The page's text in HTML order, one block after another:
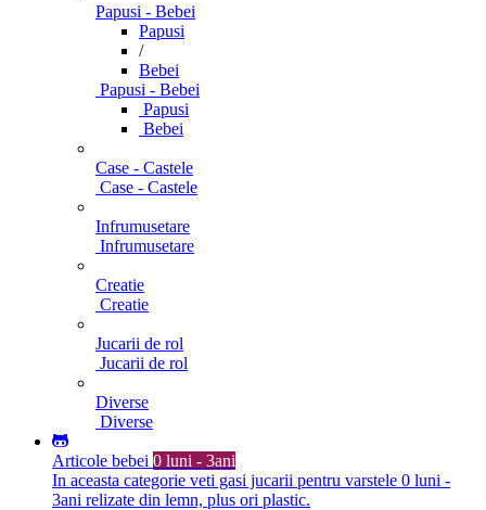
Papusi - Bebei
Papusi
/
Bebei
Papusi - Bebei
Papusi
Bebei
Case - Castele
Case - Castele
Infrumusetare
Infrumusetare
Creatie
Creatie
Jucarii de rol
Jucarii de rol
Diverse
Diverse
Articole bebei 0 luni - 3ani
In aceasta categorie veti gasi jucarii pentru varstele 0 luni -
3ani relizate din lemn, plus ori plastic.